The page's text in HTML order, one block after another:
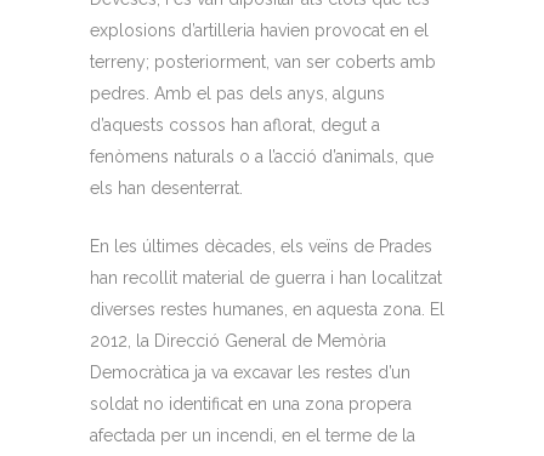
explosions d’artilleria havien provocat en el
terreny; posteriorment, van ser coberts amb
pedres. Amb el pas dels anys, alguns
d’aquests cossos han aflorat, degut a
fenòmens naturals o a l’acció d’animals, que
els han desenterrat.
En les últimes dècades, els veïns de Prades
han recollit material de guerra i han localitzat
diverses restes humanes, en aquesta zona. El
2012, la Direcció General de Memòria
Democràtica ja va excavar les restes d’un
soldat no identificat en una zona propera
afectada per un incendi, en el terme de la